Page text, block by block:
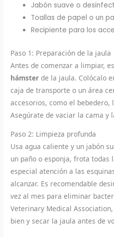
Jabón suave o
Toallas de papel o un
Recipiente para los
Paso 1: Preparación de la jaula
Antes de comenzar a limpiar,
hámster de la jaula. Colócalo
caja de transporte o un área
accesorios, como el bebedero,
Asegúrate de vaciar la cama y
Paso 2: Limpieza profunda
Usa agua caliente y un jabón
un paño o esponja, frota todas
especial atención a las
alcanzar. Es recomendable
vez al mes para eliminar
Veterinary Medical
bien y secar la jaula antes de